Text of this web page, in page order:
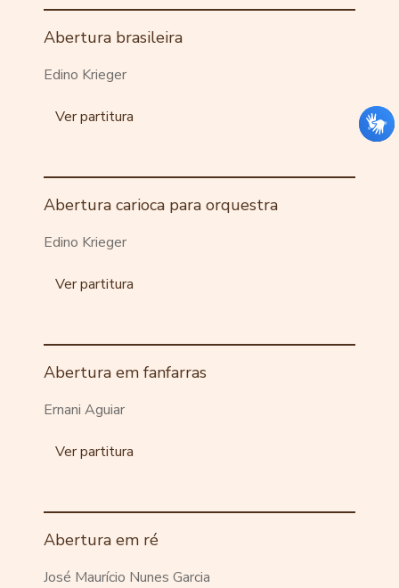
Abertura brasileira
Edino Krieger
Ver partitura
Abertura carioca para orquestra
Edino Krieger
Ver partitura
Abertura em fanfarras
Ernani Aguiar
Ver partitura
Abertura em ré
José Maurício Nunes Garcia